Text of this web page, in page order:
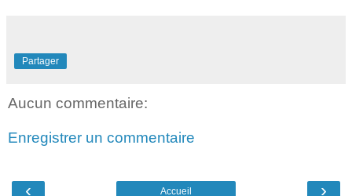
Partager
Aucun commentaire:
Enregistrer un commentaire
‹ ›
Accueil